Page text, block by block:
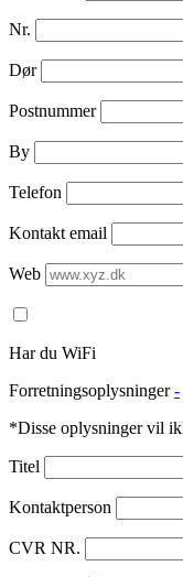
Nr.
Dør
Postnummer
By
Telefon
Kontakt email
Web
Har du WiFi
Forretningsoplysninger -
*Disse oplysninger vil
Titel
Kontaktperson
CVR NR.